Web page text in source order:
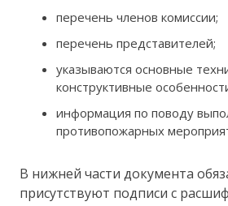
перечень членов комиссии;
перечень представителей;
указываются основные
конструктивные
информация по поводу
противопожарных
В нижней части документа
присутствуют подписи с